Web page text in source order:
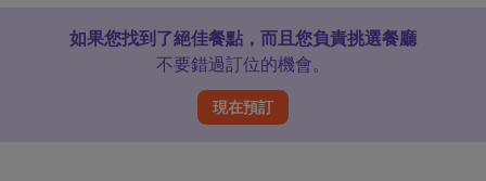
如果您找到了絕佳餐點，而且您負責挑選餐廳
不要錯過訂位的機會。
現在預訂